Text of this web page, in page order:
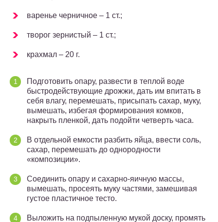
варенье черничное – 1 ст.;
творог зернистый – 1 ст.;
крахмал – 20 г.
Подготовить опару, развести в теплой воде
быстродействующие дрожжи, дать им впитать в
себя влагу, перемешать, присыпать сахар, муку,
вымешать, избегая формирования комков,
накрыть пленкой, дать подойти четверть часа.
В отдельной емкости разбить яйца, ввести соль,
сахар, перемешать до однородности
«композиции».
Соединить опару и сахарно-яичную массы,
вымешать, просеять муку частями, замешивая
густое пластичное тесто.
Выложить на подпыленную мукой доску, промять